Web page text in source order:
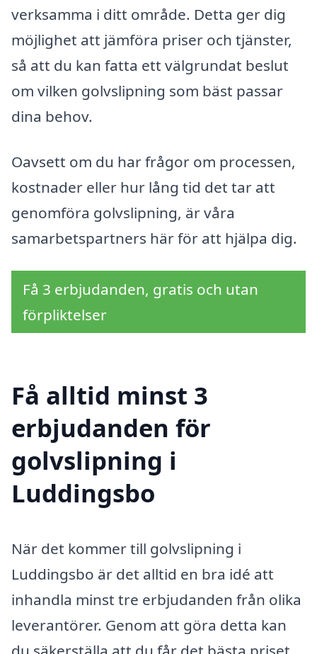
verksamma i ditt område. Detta ger dig
möjlighet att jämföra priser och tjänster,
så att du kan fatta ett välgrundat beslut
om vilken golvslipning som bäst passar
dina behov.
Oavsett om du har frågor om processen,
kostnader eller hur lång tid det tar att
genomföra golvslipning, är våra
samarbetspartners här för att hjälpa dig.
Få 3 erbjudanden, gratis och utan
förpliktelser
Få alltid minst 3
erbjudanden för
golvslipning i
Luddingsbo
När det kommer till golvslipning i
Luddingsbo är det alltid en bra idé att
inhandla minst tre erbjudanden från olika
leverantörer. Genom att göra detta kan